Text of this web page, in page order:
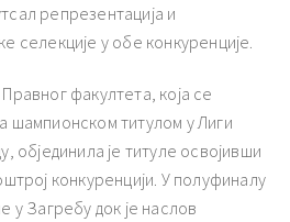
репрезентација и
селекције у обе конкуренције.
факултета, која се
шампионском титулом у Лиги
објединила је титуле освојивши
конкуренцији. У полуфиналу
у Загребу док је наслов